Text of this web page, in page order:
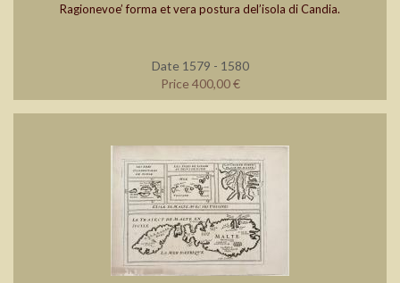
Ragionevoe’ forma et vera postura del’isola di Candia.
Date 1579 - 1580
Price 400,00 €